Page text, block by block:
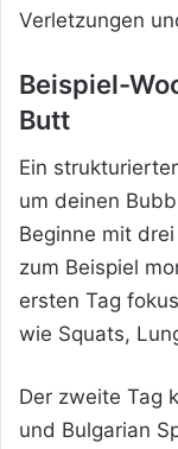
Verletzungen
Beispiel-
Butt
Ein
um deinen
Beginne mit
zum Beispiel
ersten Tag
wie Squats,
Der zweite Tag
und Bulgarian